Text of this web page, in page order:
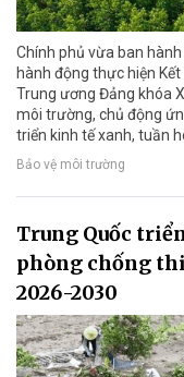
Chính phủ vừa ban
hành động thực hiện
Trung ương Đảng khóa
môi trường, chủ động
triển kinh tế xanh, tuần
Bảo vệ môi trường
Trung Quốc
phòng chống
2026-2030